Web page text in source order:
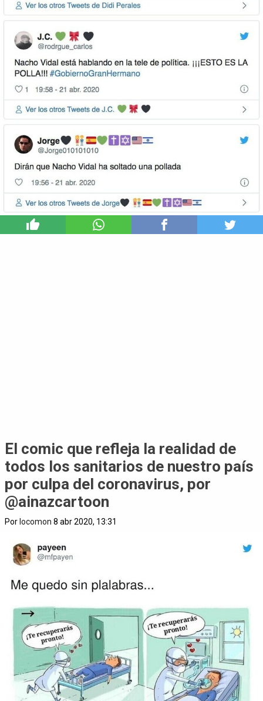
El comic que refleja la realidad de
todos los sanitarios de nuestro país
por culpa del coronavirus, por
@ainazcartoon
Por locomon 8 abr 2020, 13:31